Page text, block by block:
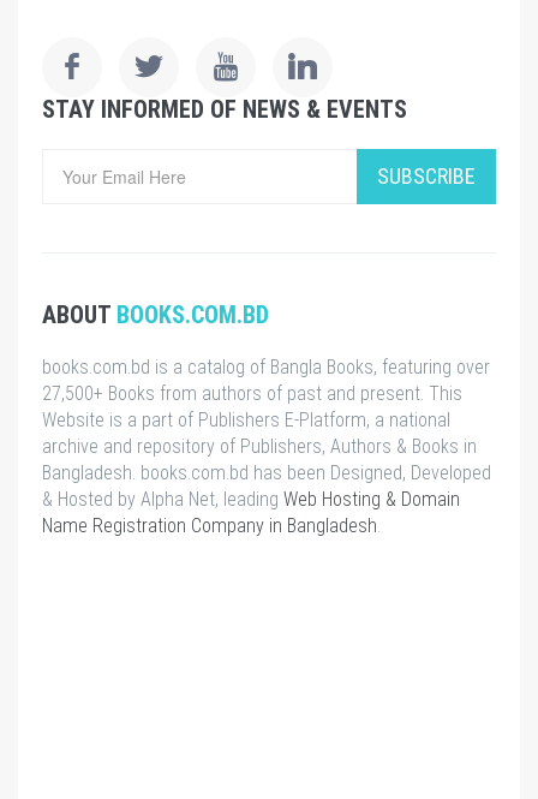
STAY INFORMED OF NEWS & EVENTS
SUBSCRIBE
ABOUT BOOKS.COM.BD
books.com.bd is a catalog of Bangla Books, featuring over
27,500+ Books from authors of past and present. This
Website is a part of Publishers E-Platform, a national
archive and repository of Publishers, Authors & Books in
Bangladesh. books.com.bd has been Designed, Developed
& Hosted by Alpha Net, leading Web Hosting & Domain
Name Registration Company in Bangladesh.